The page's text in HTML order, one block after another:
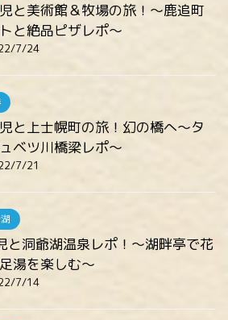
と美術館＆牧場の旅！～鹿追町
と絶品ピザレポ～
7/24
と上士幌町の旅！幻の橋へ～タ
ベツ川橋梁レポ～
7/21
と洞爺湖温泉レポ！～湖畔亭で花
湯を楽しむ～
7/14